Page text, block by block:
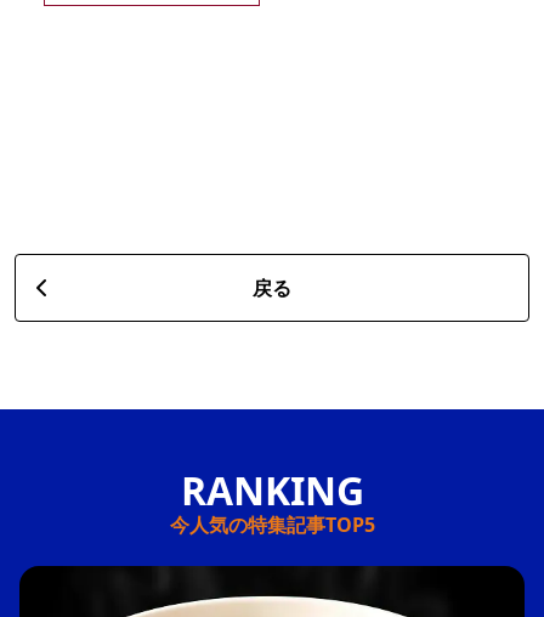
戻る
今人気の特集記事TOP5